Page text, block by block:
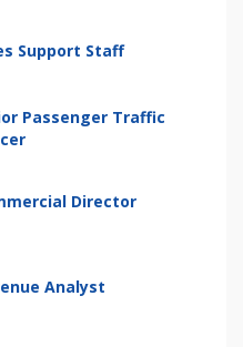
Support Staff
Passenger Traffic
Director
Analyst